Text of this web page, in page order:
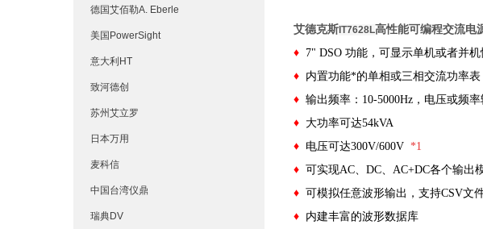
德国艾佰勒A. Eberle
美国PowerSight
意大利HT
致河德创
苏州艾立罗
日本万用
麦科信
中国台湾仪鼎
瑞典DV
艾德克斯IT7628L高性能可编程交流电
♦ 7" DSO 功能，可显示单机或者并
♦
内置功能*的单相或三相交流功率表
♦ 输出频率：10-5000Hz，电压或频
♦
大功率可达54kVA
♦
电压可达300V/600V *1
♦ 可实现AC、DC、AC+DC各个输出
♦ 可模拟任意波形输出，支持CSV文
♦
内建丰富的波形数据库